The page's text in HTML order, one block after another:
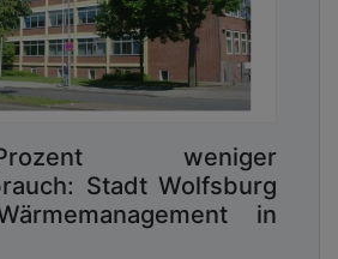
weniger
Stadt Wolfsburg
in